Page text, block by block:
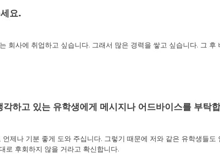
요.
회사에 취업하고 싶습니다. 그래서 많은 경력을 쌓고 싶습니다. 그
하고 있는 유학생에게 메시지나 어드바이스를 부탁
제나 기분 좋게 도와 주십니다. 그렇기 때문에 저와 같은 유학생들
로 후회하지 않을 거라고 확신합니다.